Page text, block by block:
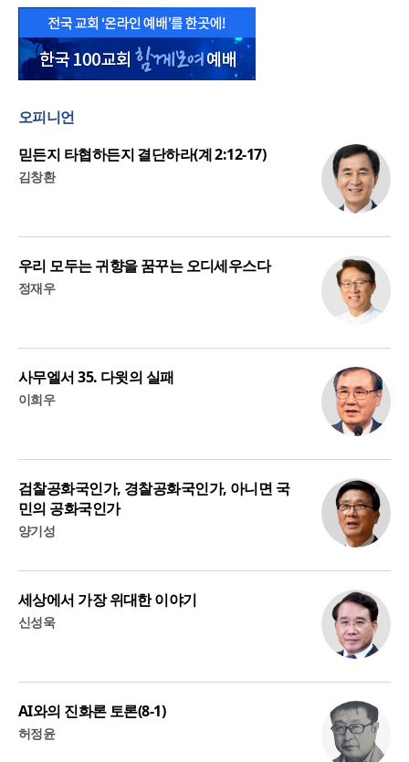
오피니언
믿든지 타협하든지 결단하라(계 2:12-17)
김창환
우리 모두는 귀향을 꿈꾸는 오디세우스다
정재우
사무엘서 35. 다윗의 실패
이희우
검찰공화국인가, 경찰공화국인가, 아니면 국
민의 공화국인가
양기성
세상에서 가장 위대한 이야기
신성욱
AI와의 진화론 토론(8-1)
허정윤